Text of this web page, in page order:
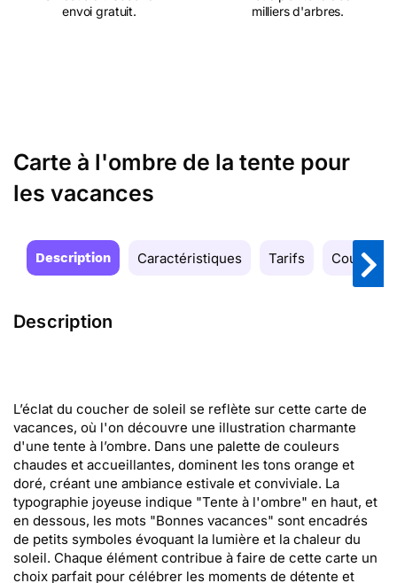
envoi gratuit.
milliers d'arbres.
Carte à l'ombre de la tente pour
les vacances
Description Caractéristiques Tarifs Couleurs
Description
L’éclat du coucher de soleil se reflète sur cette carte de
vacances, où l'on découvre une illustration charmante
d'une tente à l’ombre. Dans une palette de couleurs
chaudes et accueillantes, dominent les tons orange et
doré, créant une ambiance estivale et conviviale. La
typographie joyeuse indique "Tente à l'ombre" en haut, et
en dessous, les mots "Bonnes vacances" sont encadrés
de petits symboles évoquant la lumière et la chaleur du
soleil. Chaque élément contribue à faire de cette carte un
choix parfait pour célébrer les moments de détente et